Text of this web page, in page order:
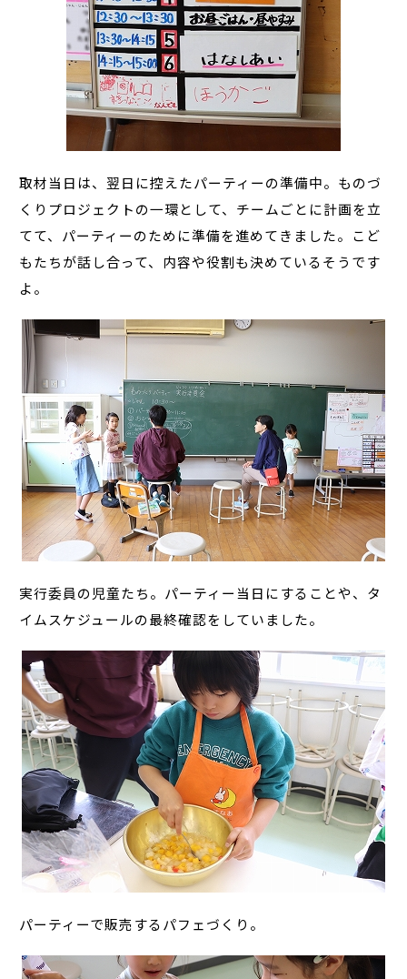
取材当日は、翌日に控えたパーティーの準備中。ものづ
くりプロジェクトの一環として、チームごとに計画を立
てて、パーティーのために準備を進めてきました。こど
もたちが話し合って、内容や役割も決めているそうです
よ。
実行委員の児童たち。パーティー当日にすることや、タ
イムスケジュールの最終確認をしていました。
パーティーで販売するパフェづくり。